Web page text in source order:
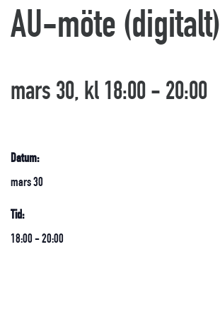
AU-möte (digitalt)
mars 30, kl 18:00- 20:00
Datum:
mars 30
Tid:
18:00 - 20:00